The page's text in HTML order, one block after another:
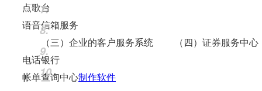
点歌台
语音信箱服务
（三）企业的客户服务系统 （四）证券服务中心
电话银行
帐单查询中心制作软件
7.
8.
9.
10.